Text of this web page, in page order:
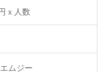
ｘ人数
ムジー